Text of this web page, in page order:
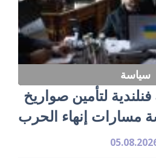
سياسة
لتأمين صواريخ
مسارات إنهاء الحرب